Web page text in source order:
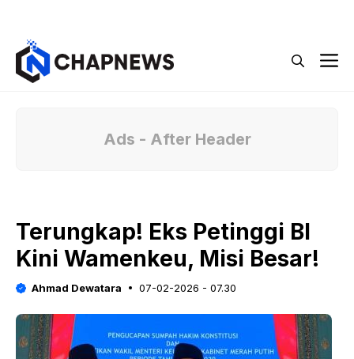
Ads - After Header
Terungkap! Eks Petinggi BI
Kini Wamenkeu, Misi Besar!
Ahmad Dewatara 07-02-2026 - 07.30